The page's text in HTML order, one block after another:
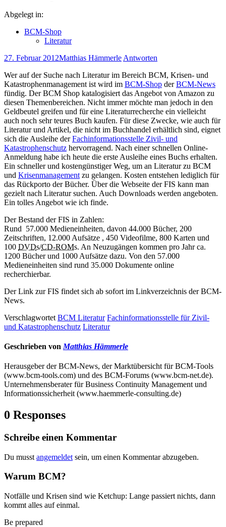
Abgelegt in:
BCM-Shop
Literatur
27. Februar 2012Matthias Hämmerle Antworten
Wer auf der Suche nach Literatur im Bereich BCM, Krisen- und
Katastrophenmanagement ist wird im BCM-Shop derBCM-News
fündig. Der BCM Shop katalogisiert das Angebot von Amazon zu
diesen Themenbereichen. Nicht immer möchte man jedoch in den
Geldbeutel greifen und für eine Literaturrecherche ein vielleicht
auch noch sehr teures Buch kaufen. Für diese Zwecke, wie auch für
Literatur und Artikel, die nicht im Buchhandel erhältlich sind, eignet
sich die Ausleihe derFachinformationsstelle Zivil- und
Katastrophenschutz hervorragend. Nach einer schnellen Online-
Anmeldung habe ich heute die erste Ausleihe eines Buchs erhalten.
Ein schneller und kostengünstiger Weg, um an Literatur zu BCM
und Krisenmanagement zu gelangen. Kosten entstehen lediglich für
das Rückporto der Bücher. Über die Webseite der FIS kann man
gezielt nach Literatur suchen. Auch Downloads werden angeboten.
Ein tolles Angebot wie ich finde.
Der Bestand der FIS in Zahlen:
Rund 57.000 Medieneinheiten, davon 44.000 Bücher, 200
Zeitschriften, 12.000 Aufsätze , 450 Videofilme, 800 Karten und
100 DVDs/CD-ROMs. An Neuzugängen kommen pro Jahr ca.
1200 Bücher und 1000 Aufsätze dazu. Von den 57.000
Medieneinheiten sind rund 35.000 Dokumente online
recherchierbar.
Der Link zur FIS findet sich ab sofort im Linkverzeichnis der BCM-
News.
Verschlagwortet BCM Literatur Fachinformationsstelle für Zivil-
und Katastrophenschutz Literatur
Geschrieben von Matthias Hämmerle
Herausgeber der BCM-News, der Marktübersicht für BCM-Tools
(www.bcm-tools.com) und des BCM-Forums (www.bcm-net.de).
Unternehmensberater für Business Continuity Management und
Informationssicherheit (www.haemmerle-consulting.de)
0 Responses
Schreibe einen Kommentar
Du musst angemeldet sein, um einen Kommentar abzugeben.
Warum BCM?
Notfälle und Krisen sind wie Ketchup: Lange passiert nichts, dann
kommt alles auf einmal.
Be prepared